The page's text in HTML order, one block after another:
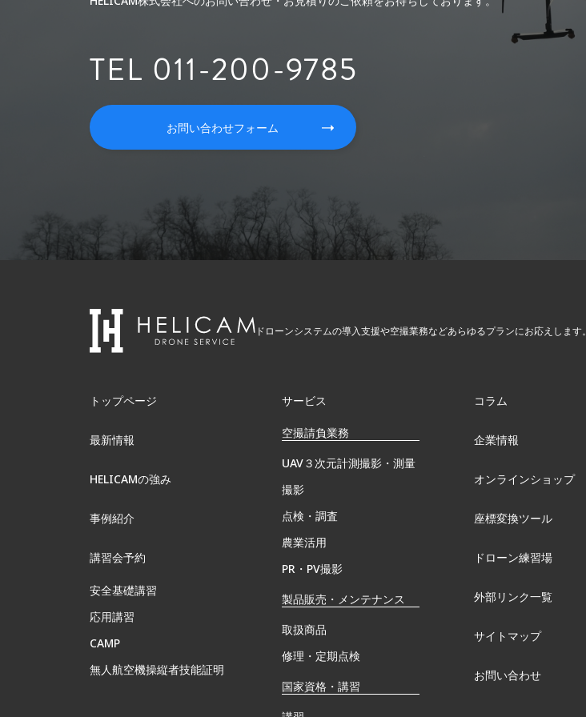
TEL 011-200-9785
お問い合わせフォーム
ドローンシステムの導入支援や空撮業務などあらゆるプランにお応えします。
トップページ
最新情報
HELICAMの強み
事例紹介
講習会予約
安全基礎講習
応用講習
CAMP
無⼈航空機操縦者技能証明
サービス
空撮請負業務
UAV３次元計測撮影・測量
撮影
点検・調査
農業活用
PR・PV撮影
製品販売・メンテナンス
取扱商品
修理・定期点検
国家資格・講習
コラム
企業情報
オンラインショップ
座標変換ツール
ドローン練習場
外部リンク一覧
サイトマップ
お問い合わせ